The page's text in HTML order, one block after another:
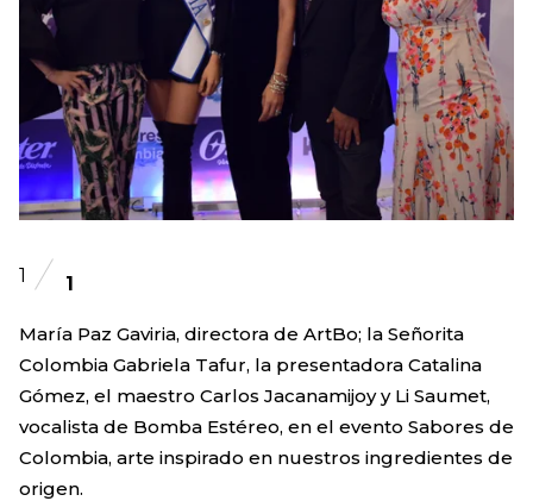
1 1
María Paz Gaviria, directora de ArtBo; la Señorita
Colombia Gabriela Tafur, la presentadora Catalina
Gómez, el maestro Carlos Jacanamijoy y Li Saumet,
vocalista de Bomba Estéreo, en el evento Sabores de
Colombia, arte inspirado en nuestros ingredientes de
origen.